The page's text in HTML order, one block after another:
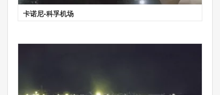
卡诺尼-科孚机场